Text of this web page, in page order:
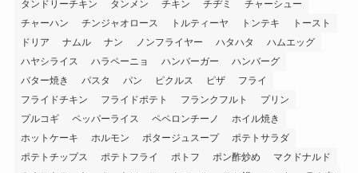
タンドリーチキン
タンメン チキン チヂミ
チャーシュー
チャーハン
チンジャオロース トルティーヤ トンテキ
トースト
ドリア
ナムル ナン ノンフライヤー ハタハタ
ハムエッグ
ハヤシライス
ハラペーニョ ハンバーガー
ハンバーグ
バター焼き
パスタ パン ピクルス ピザ
フライ
フライドチキン
フライドポテト フランクフルト
プリン
プルコギ
ペッパーライス ペペロンチーノ
ホイル焼き
ホットケーキ
ホルモン ポタージュスープ
ポテトサラダ
ポテトチップス
ポテトフライ ポトフ ポン酢炒め
マクドナルド